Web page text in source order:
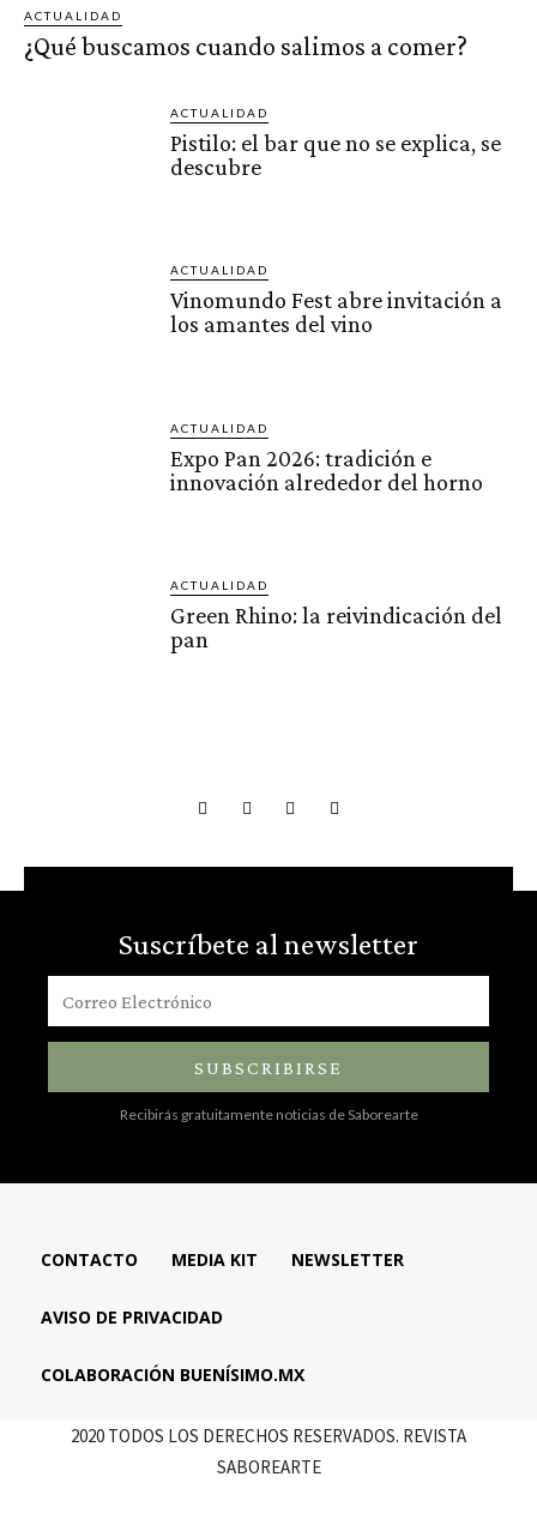
ACTUALIDAD
¿Qué buscamos cuando salimos a comer?
ACTUALIDAD
Pistilo: el bar que no se explica, se
descubre
ACTUALIDAD
Vinomundo Fest abre invitación a
los amantes del vino
ACTUALIDAD
Expo Pan 2026: tradición e
innovación alrededor del horno
ACTUALIDAD
Green Rhino: la reivindicación del
pan
Suscríbete al newsletter
SUBSCRIBIRSE
Recibirás gratuitamente noticias de Saborearte
CONTACTO MEDIA KIT NEWSLETTER
AVISO DE PRIVACIDAD
COLABORACIÓN BUENÍSIMO.MX
2020 TODOS LOS DERECHOS RESERVADOS. REVISTA
SABOREARTE